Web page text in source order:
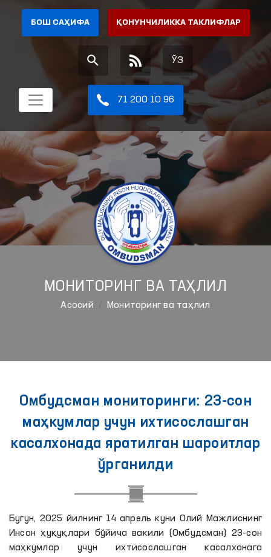
БОШ САҲИФА ҚОНУНЧИЛИККА ТАКЛИФЛАР
ЎЗ
71 200 10 96
МОНИТОРИНГ ВА ТАҲЛИЛ
Aсосий Мониторинг ва таҳлил
Омбудсман мониторинги: 23-сон
маҳкумлар учун ихтисослашган
касалхонада яратилган шароитлар
ўрганилди
Бугун, 2025 йилнинг 14 апрель куни Олий Мажлиснинг
Инсон ҳуқуқлари бўйича вакили (Омбудсман) 23-сон
маҳкумлар учун ихтисослашган касалхонага